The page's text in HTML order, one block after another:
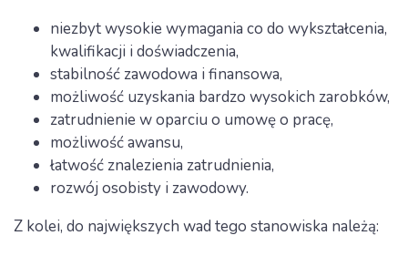
niezbyt wysokie wymagania co do wykształcenia,
kwalifikacji i doświadczenia,
stabilność zawodowa i finansowa,
możliwość uzyskania bardzo wysokich zarobków,
zatrudnienie w oparciu o umowę o pracę,
możliwość awansu,
łatwość znalezienia zatrudnienia,
rozwój osobisty i zawodowy.
Z kolei, do największych wad tego stanowiska należą: